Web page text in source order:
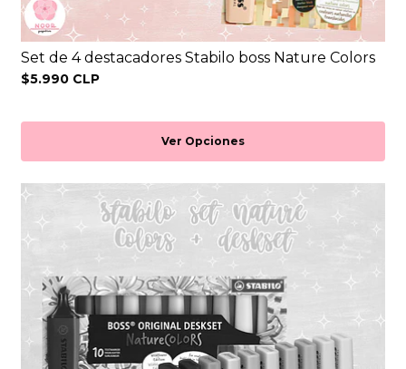
Set de 4 destacadores Stabilo boss Nature Colors
$5.990 CLP
Ver Opciones